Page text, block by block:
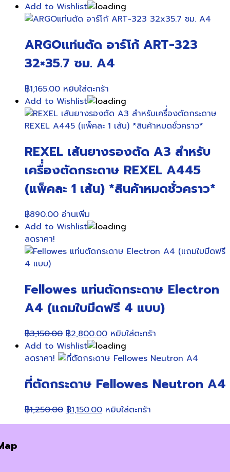
Add to Wishlist
ARGOแท่นตัด อาร์โก้ ART-323
32×35.7 ซม. A4
฿1,165.00 หยิบใส่ตะกร้า
Add to Wishlist
REXEL เส้นยางรองตัด A3 สำหรับ
เครื่่องตัดกระดาษ REXEL A445
(แพ็คละ 1 เส้น) *สินค้าหมดชั่วคราว*
฿890.00 อ่านเพิ่ม
Add to Wishlist
ลดราคา!
Fellowes แท่นตัดกระดาษ Electron
A4 (แถมใบมีดฟรี 4 แบบ)
฿3,150.00 Original
price
was:
฿2,800.00Current
price
is:
หยิบใส่ตะกร้า
Add to Wishlist
ลดราคา!
ที่ตัดกระดาษ Fellowes Neutron A4
฿1,250.00 Original
price
฿1,150.00Current
price
หยิบใส่ตะกร้า